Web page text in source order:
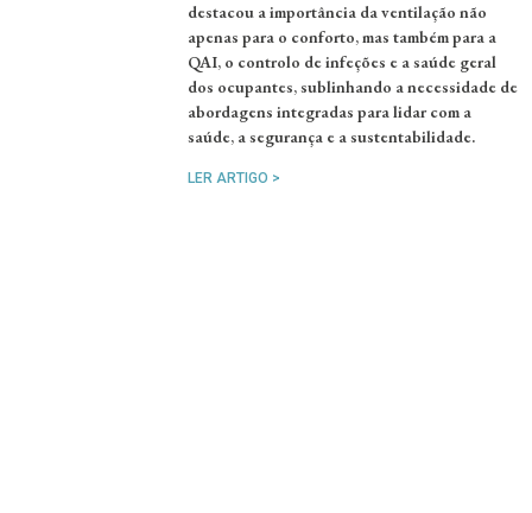
destacou a importância da ventilação não
apenas para o conforto, mas também para a
QAI, o controlo de infeções e a saúde geral
dos ocupantes, sublinhando a necessidade de
abordagens integradas para lidar com a
saúde, a segurança e a sustentabilidade.
LER ARTIGO >